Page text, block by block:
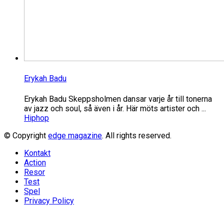
Erykah Badu
Erykah Badu Skeppsholmen dansar varje år till tonerna
av jazz och soul, så även i år. Här möts artister och ...
Hiphop
© Copyright edge magazine. All rights reserved.
Kontakt
Action
Resor
Test
Spel
Privacy Policy